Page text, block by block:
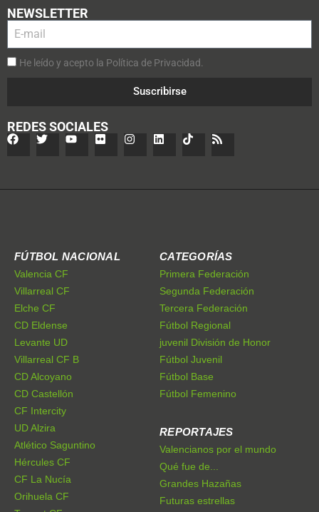
NEWSLETTER
He leído y acepto la Política de Privacidad.
Suscribirse
REDES SOCIALES
FÚTBOL NACIONAL
Valencia CF
Villarreal CF
Elche CF
CD Eldense
Levante UD
Villarreal CF B
CD Alcoyano
CD Castellón
CF Intercity
UD Alzira
Atlético Saguntino
Hércules CF
CF La Nucía
Orihuela CF
CATEGORÍAS
Primera Federación
Segunda Federación
Tercera Federación
Fútbol Regional
juvenil División de Honor
Fútbol Juvenil
Fútbol Base
Fútbol Femenino
REPORTAJES
Valencianos por el mundo
Qué fue de...
Grandes Hazañas
Futuras estrellas